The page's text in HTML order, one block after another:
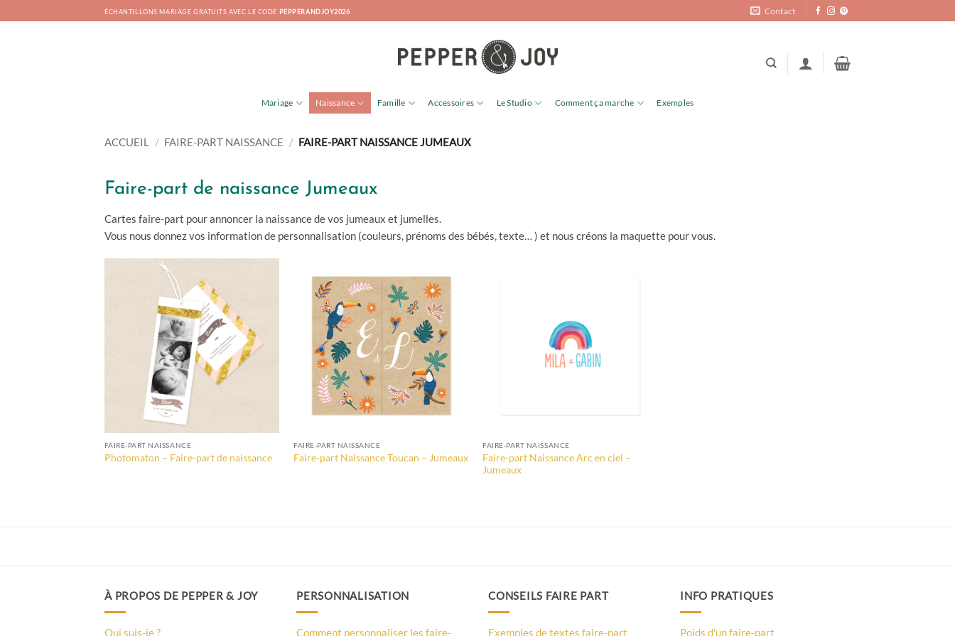
au
ÉCHANTILLONS MARIAGE GRATUITS AVEC LE CODE PEPPERANDJOY2026 Contact
Mariage Naissance Famille Accessoires Le Studio Comment ça marche Exemples
ACCUEIL / FAIRE-PART NAISSANCE / FAIRE-PART NAISSANCE JUMEAUX
Faire-part de naissance Jumeaux
Cartes faire-part pour annoncer la naissance de vos jumeaux et jumelles.
Vous nous donnez vos information de personnalisation (couleurs, prénoms des bébés, texte… ) et nous créons la maquette pour vous.
FAIRE-PART NAISSANCE
Photomaton – Faire-part de naissance
FAIRE-PART NAISSANCE
Faire-part Naissance Toucan – Jumeaux
FAIRE-PART NAISSANCE
Faire-part Naissance Arc en ciel –
Jumeaux
À PROPOS DE PEPPER & JOY
Qui suis-je ?
PERSONNALISATION
Comment personnaliser les faire-
CONSEILS FAIRE PART
Exemples de textes faire-part
INFO PRATIQUES
Poids d'un faire-part